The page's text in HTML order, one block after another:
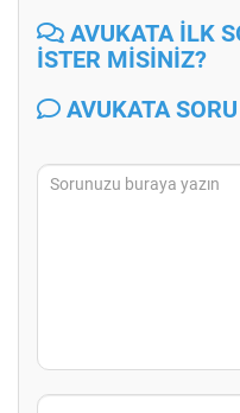
AVUKATA İLK
İSTER MİSİNİZ?
AVUKATA